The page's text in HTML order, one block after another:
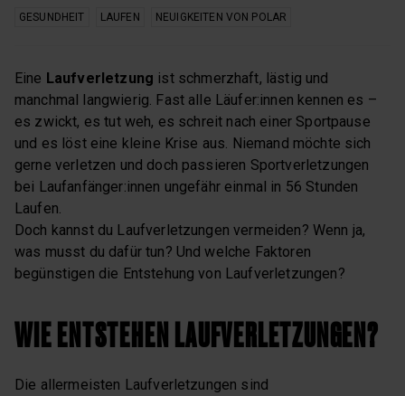
GESUNDHEIT LAUFEN NEUIGKEITEN VON POLAR
Eine Laufverletzung ist schmerzhaft, lästig und
manchmal langwierig. Fast alle Läufer:innen kennen es –
es zwickt, es tut weh, es schreit nach einer Sportpause
und es löst eine kleine Krise aus. Niemand möchte sich
gerne verletzen und doch passieren Sportverletzungen
bei Laufanfänger:innen ungefähr einmal in 56 Stunden
Laufen.
Doch kannst du Laufverletzungen vermeiden? Wenn ja,
was musst du dafür tun? Und welche Faktoren
begünstigen die Entstehung von Laufverletzungen?
WIE ENTSTEHEN LAUFVERLETZUNGEN?
Die allermeisten Laufverletzungen sind